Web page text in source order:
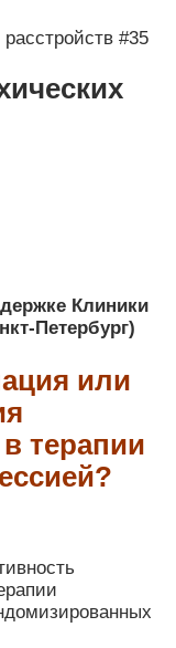
#35
Клиники
Петербург)
или
терапии